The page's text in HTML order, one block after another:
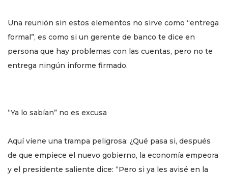
Una reunión sin estos elementos no sirve como “entrega
formal”, es como si un gerente de banco te dice en
persona que hay problemas con las cuentas, pero no te
entrega ningún informe firmado.
“Ya lo sabían” no es excusa
Aquí viene una trampa peligrosa: ¿Qué pasa si, después
de que empiece el nuevo gobierno, la economía empeora
y el presidente saliente dice: “Pero si ya les avisé en la